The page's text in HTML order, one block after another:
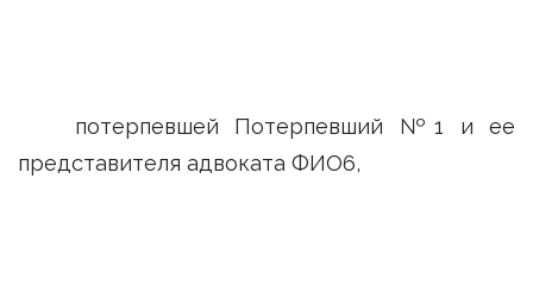
потерпевшей Потерпевший №1 и ее
представителя адвоката ФИО6,